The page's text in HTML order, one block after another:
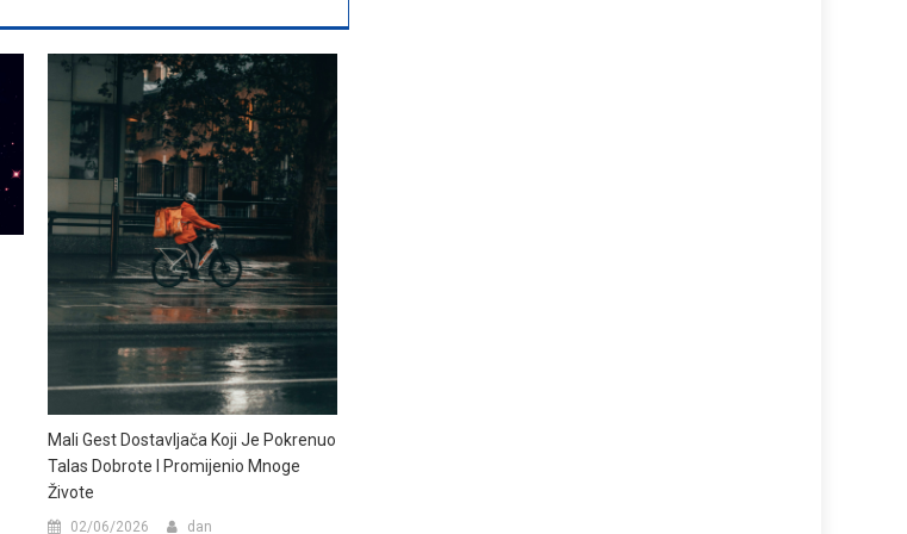
Mali Gest Dostavljača Koji Je Pokrenuo
Talas Dobrote I Promijenio Mnoge
Živote
02/06/2026 dan